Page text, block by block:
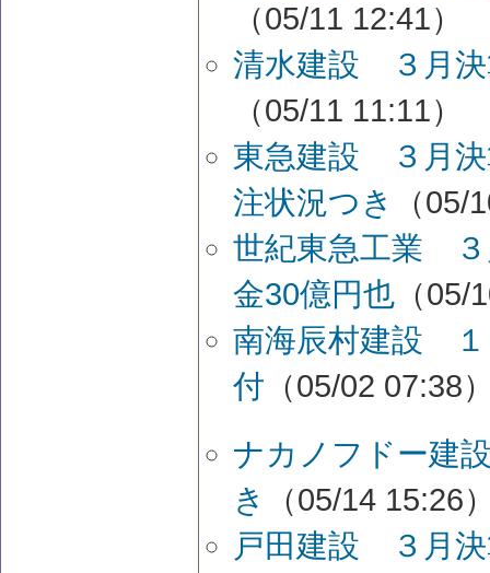
（05/11 12:41）
清水建設 ３月
（05/11 11:11）
東急建設 ３月
注状況つき
（05/
世紀東急工業
金30億円也 （05/
南海辰村建設
付 （05/02 07:38
ナカノフドー
き
（05/14 15:26
戸田建設 ３月